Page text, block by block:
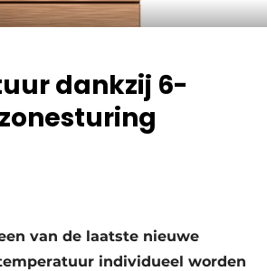
dankzij 6-
van de laatste nieuwe
individueel worden